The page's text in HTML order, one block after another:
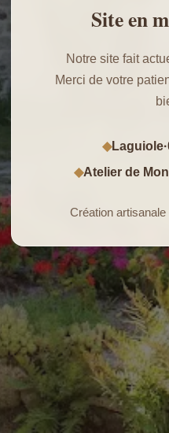
Site en
Notre site fait
Merci de votre
◆Laguiole·
◆Atelier de
Création